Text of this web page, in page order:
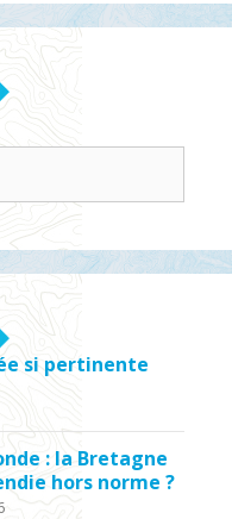
si pertinente
: la Bretagne
hors norme ?